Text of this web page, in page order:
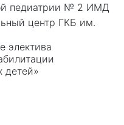
педиатрии № 2 ИМД
центр ГКБ им.
электива
детей»